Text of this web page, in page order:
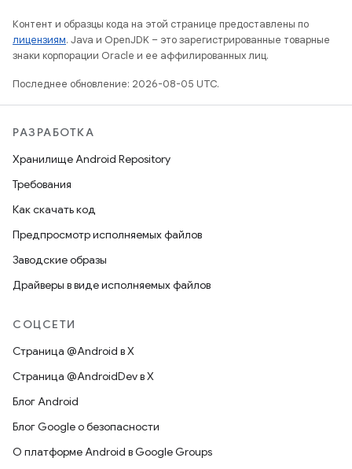
Контент и образцы кода на этой странице предоставлены по
лицензиям. Java и OpenJDK – это зарегистрированные товарные
знаки корпорации Oracle и ее аффилированных лиц.
Последнее обновление: 2026-08-05 UTC.
РАЗРАБОТКА
Хранилище Android Repository
Требования
Как скачать код
Предпросмотр исполняемых файлов
Заводские образы
Драйверы в виде исполняемых файлов
СОЦСЕТИ
Страница @Android в X
Страница @AndroidDev в X
Блог Android
Блог Google о безопасности
О платформе Android в Google Groups